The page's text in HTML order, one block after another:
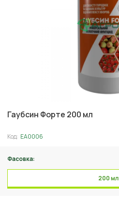
Гаубсин Форте 200 мл
Код: ЕА0006
Фасовка:
200 мл